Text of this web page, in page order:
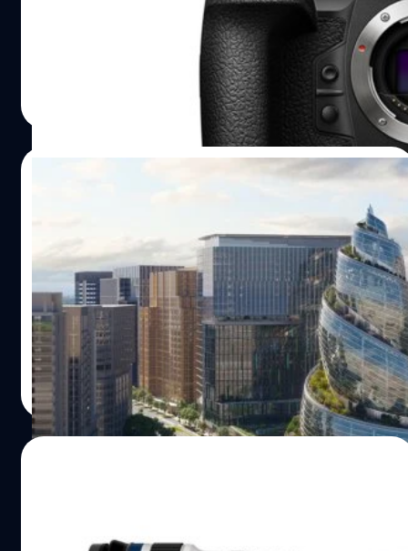
ค่าย OM System ที่เตรียมเปิดตัวกล้องเรือธง 'OM-1II' พร้อม
เลนส์อีก 2 รุ่น ในวันที่ 30 มกราคม 2024 ที่ใกล้จะถึงนี้
| 926 days ago
Amazon กำลังพัฒนา Olympus AI โมเดล
ภาษาขนาดยักษ์
เว็บไซต์ The Register รายงานว่า Amazon กำลังฝึก AI ชนิด
โมเดลภาษาขนาดใหญ่ (LLM) ที่มีโค้ดเนมว่า Olympus หวัง
แข่งกับ OpenAI และบริษัทอื่น ๆ
จตุรวิทย์ เครือวาณิชกิจ | 997 days ago
Read More